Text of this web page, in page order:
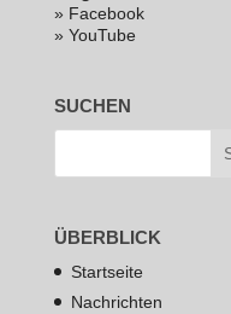
» Facebook
» YouTube
SUCHEN
ÜBERBLICK
Startseite
Nachrichten